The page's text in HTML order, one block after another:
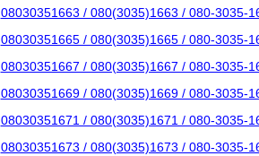
08030351663 / 080(3035)1663 / 080-3035-
08030351665 / 080(3035)1665 / 080-3035-
08030351667 / 080(3035)1667 / 080-3035-
08030351669 / 080(3035)1669 / 080-3035-
08030351671 / 080(3035)1671 / 080-3035-
08030351673 / 080(3035)1673 / 080-3035-